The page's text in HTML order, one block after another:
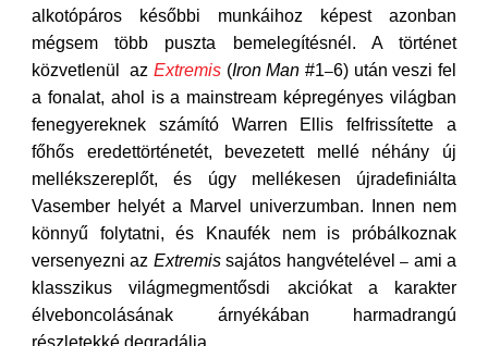
alkotópáros későbbi munkáihoz képest azonban
mégsem több puszta bemelegítésnél. A történet
közvetlenül az Extremis (Iron Man #1–6) után veszi fel
a fonalat, ahol is a mainstream képregényes világban
fenegyereknek számító Warren Ellis felfrissítette a
főhős eredettörténetét, bevezetett mellé néhány új
mellékszereplőt, és úgy mellékesen újradefiniálta
Vasember helyét a Marvel univerzumban. Innen nem
könnyű folytatni, és Knaufék nem is próbálkoznak
versenyezni az Extremissajátos hangvételével– ami a
klasszikus világmegmentősdi akciókat a karakter
élveboncolásának árnyékában harmadrangú
részletekké degradálja.